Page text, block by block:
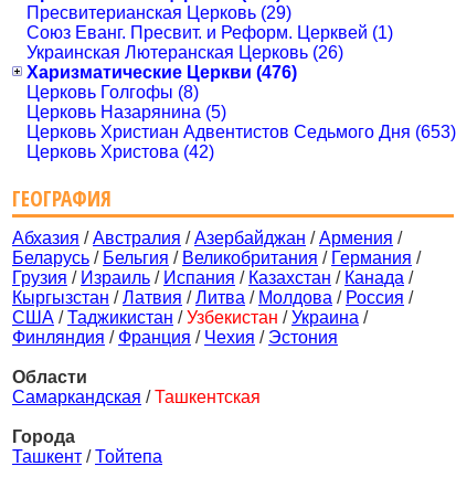
Пресвитерианская Церковь (29)
Союз Еванг. Пресвит. и Реформ. Церквей (1)
Украинская Лютеранская Церковь (26)
Харизматические Церкви (476)
Церковь Голгофы (8)
Церковь Назарянина (5)
Церковь Христиан Адвентистов Седьмого Дня (653)
Церковь Христова (42)
ГЕОГРАФИЯ
Абхазия /Австралия /Азербайджан /Армения /
Беларусь / Бельгия / Великобритания / Германия /
Грузия / Израиль / Испания / Казахстан / Канада /
Кыргызстан /Латвия /Литва / Молдова / Россия /
США /Таджикистан /Узбекистан /Украина /
Финляндия / Франция / Чехия / Эстония
Области
Самаркандская /Ташкентская
Города
Ташкент /Тойтепа